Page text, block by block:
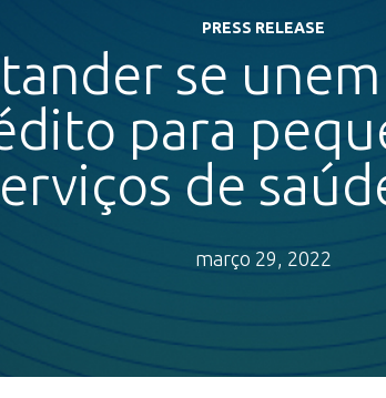
PRESS RELEASE
se
para
de
março 29, 2022